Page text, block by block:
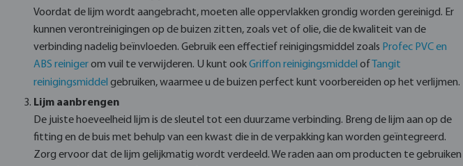
Voordat de lijm wordt aangebracht, moeten alle oppervlakken grondig worden gereinigd. Er
kunnen verontreinigingen op de buizen zitten, zoals vet of olie, die de kwaliteit van de
verbinding nadelig beïnvloeden. Gebruik een effectief reinigingsmiddel zoals Profec PVC en
ABS reinigerom vuil te verwijderen. U kunt ookGriffon reinigingsmiddel of
Tangit
reinigingsmiddel gebruiken, waarmee u de buizen perfect kunt voorbereiden op het verlijmen.
Lijm aanbrengen
De juiste hoeveelheid lijm is de sleutel tot een duurzame verbinding. Breng de lijm aan op de
fitting en de buis met behulp van een kwast die in de verpakking kan worden geïntegreerd.
Zorg ervoor dat de lijm gelijkmatig wordt verdeeld. We raden aan om producten te gebruiken